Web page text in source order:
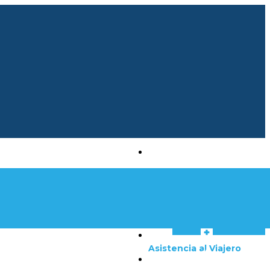
Asistencia al Viajero